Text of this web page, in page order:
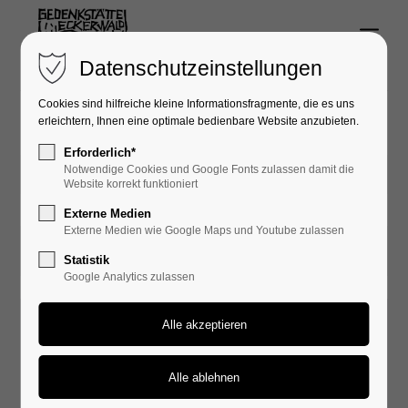
Login
Passwort
Anmelden
Lost your password?
Menu
21.04.2025 14:20
Datenschutzeinstellungen
Cookies sind hilfreiche kleine Informationsfragmente, die es uns
erleichtern, Ihnen eine optimale bedienbare Website anzubieten.
Erforderlich*
Notwendige Cookies und Google Fonts zulassen damit die
Website korrekt funktioniert
Externe Medien
Externe Medien wie Google Maps und Youtube zulassen
Statistik
Google Analytics zulassen